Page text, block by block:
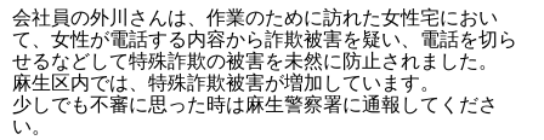
会社員の外川さんは、作業のために訪れた女性宅におい
て、女性が電話する内容から詐欺被害を疑い、電話を切ら
せるなどして特殊詐欺の被害を未然に防止されました。
麻生区内では、特殊詐欺被害が増加しています。
少しでも不審に思った時は麻生警察署に通報してくださ
い。